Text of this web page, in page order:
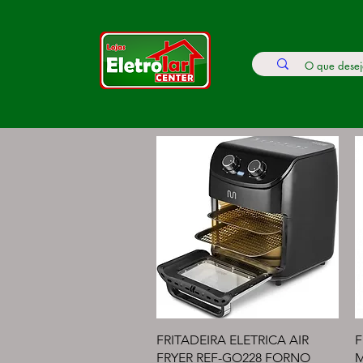
Visualização rápida
FRITADEIRA ELETRICA AIR
FRYER REF-GO228 FORNO